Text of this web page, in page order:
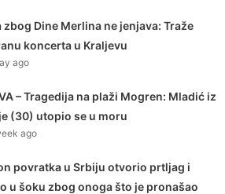
zbog Dine Merlina ne jenjava: Traže
koncerta u Kraljevu
ago
– Tragedija na plaži Mogren: Mladić iz
(30) utopio se u moru
ago
povratka u Srbiju otvorio prtljag i
u šoku zbog onoga što je pronašao